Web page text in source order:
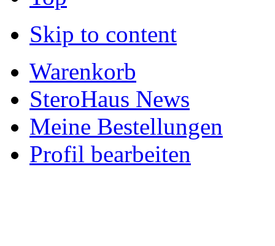
Skip to content
Warenkorb
SteroHaus News
Meine Bestellungen
Profil bearbeiten